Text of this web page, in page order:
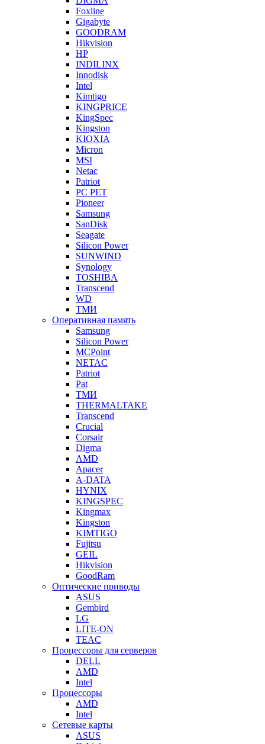
Foxline
Gigabyte
GOODRAM
Hikvision
HP
INDILINX
Innodisk
Intel
Kimtigo
KINGPRICE
KingSpec
Kingston
KIOXIA
Micron
MSI
Netac
Patriot
PC PET
Pioneer
Samsung
SanDisk
Seagate
Silicon Power
SUNWIND
Synology
TOSHIBA
Transcend
WD
ТМИ
Оперативная память
Samsung
Silicon Power
MCPoint
NETAC
Patriot
Pat
ТМИ
THERMALTAKE
Transcend
Crucial
Corsair
Digma
AMD
Apacer
A-DATA
HYNIX
KINGSPEC
Kingmax
Kingston
KIMTIGO
Fujitsu
GEIL
Hikvision
GoodRam
Оптические приводы
ASUS
Gembird
LG
LITE-ON
TEAC
Процессоры для серверов
DELL
AMD
Intel
Процессоры
AMD
Intel
Сетевые карты
ASUS